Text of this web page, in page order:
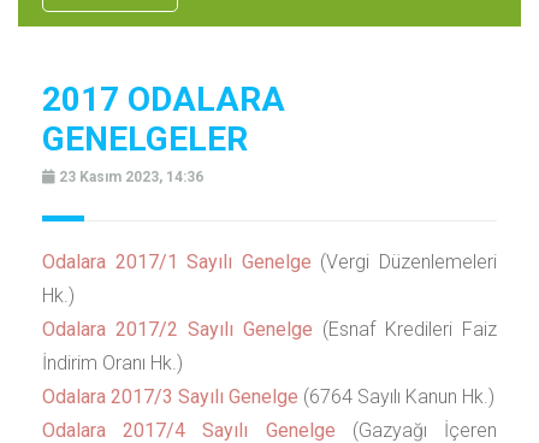
2017 ODALARA
GENELGELER
23 Kasım 2023, 14:36
Odalara 2017/1 Sayılı Genelge (Vergi Düzenlemeleri
Hk.)
Odalara 2017/2 Sayılı Genelge (Esnaf Kredileri Faiz
İndirim Oranı Hk.)
Odalara 2017/3 Sayılı Genelge (6764 Sayılı Kanun Hk.)
Odalara 2017/4 Sayılı Genelge (Gazyağı İçeren